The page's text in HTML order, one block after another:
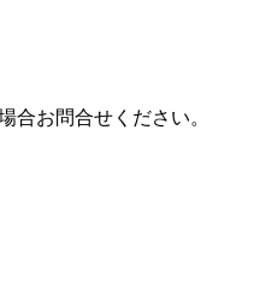
合お問合せください。